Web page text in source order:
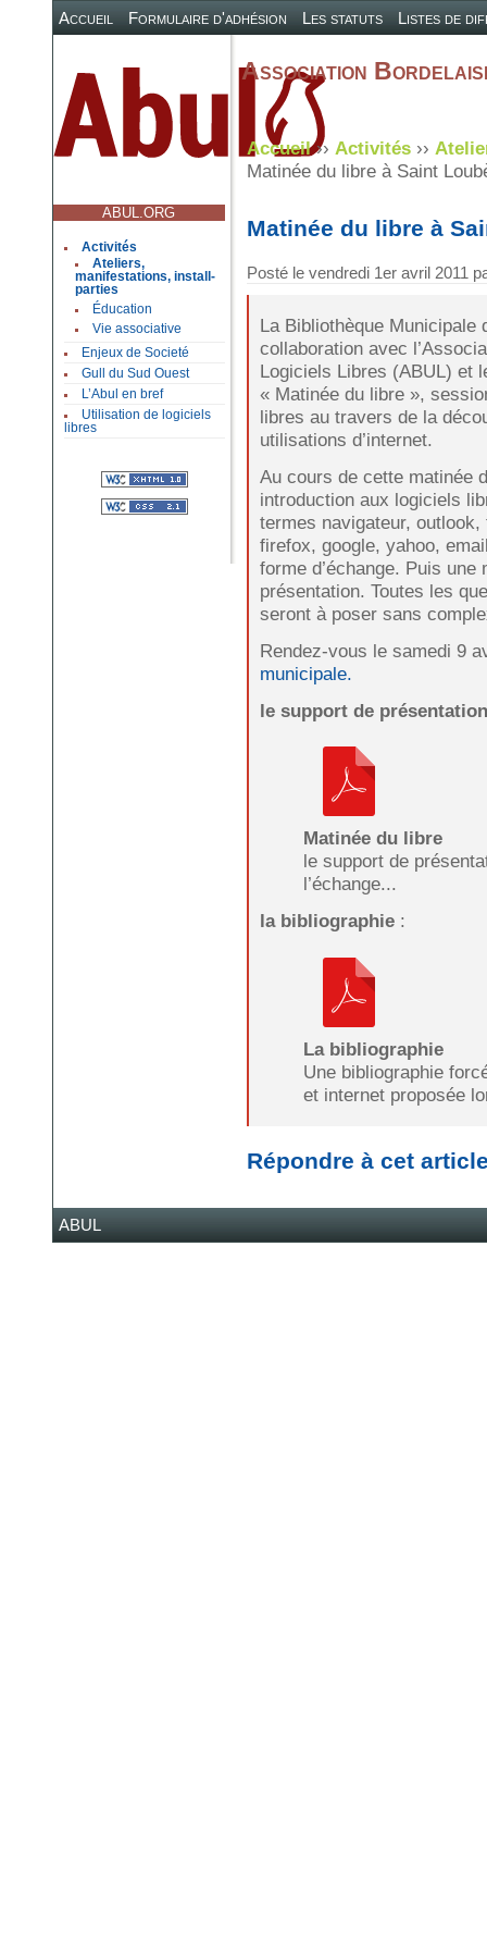
Accueil Formulaire d'adhésion Les statuts Listes de
ABUL.ORG
Activités
Ateliers,
manifestations, install-
parties
Éducation
Vie associative
Enjeux de Societé
Gull du Sud Ouest
L’Abul en bref
Utilisation de logiciels
libres
Association
Accueil›› Activités››
Matinée du libre à Saint
Matinée du libre à
Posté le vendredi 1er avril 2011
La Bibliothèque Municipale
collaboration avec
Logiciels Libres (ABUL) et
« Matinée du libre »,
libres au travers de la
utilisations d’internet.
Au cours de cette matinée
introduction aux logiciels
termes navigateur,
firefox, google, yahoo,
forme d’échange. Puis
présentation. Toutes les
seront à poser sans
Rendez-vous le samedi 9
municipale.
le support de présentation
Matinée du libre
le support de
l’échange...
la bibliographie:
La bibliographie
Une bibliographie
et internet proposée
Répondre à cet
ABUL